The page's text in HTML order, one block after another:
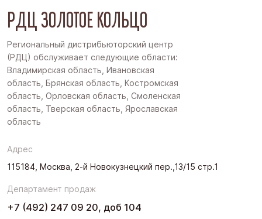
РДЦ ЗОЛОТОЕ КОЛЬЦО
Региональный дистрибьюторский центр
(РДЦ) обслуживает следующие области:
Владимирская область, Ивановская
область, Брянская область, Костромская
область, Орловская область, Смоленская
область, Тверская область, Ярославская
область
Адрес
115184, Москва, 2-й Новокузнецкий пер.,13/15 стр.1
Департамент продаж
+7 (492) 247 09 20, доб 104